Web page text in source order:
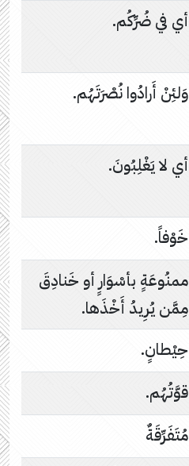
أي في ضُرِّكُم.
وَلئِنْ أَرادُوا نُصْرَتَهُم.
أي لا يَغْلِبُونَ.
خَوْفاً.
ممنُوعَةٍ بأسْوَارٍ أو خَنادِقَ
مِمَّن يُرِيدُ أَخْذَها.
حِيْطانٍ.
قوَّتُهُم.
مُتَفَرِّقَةٌ